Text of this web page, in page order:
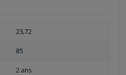
23,72
85
2 ans